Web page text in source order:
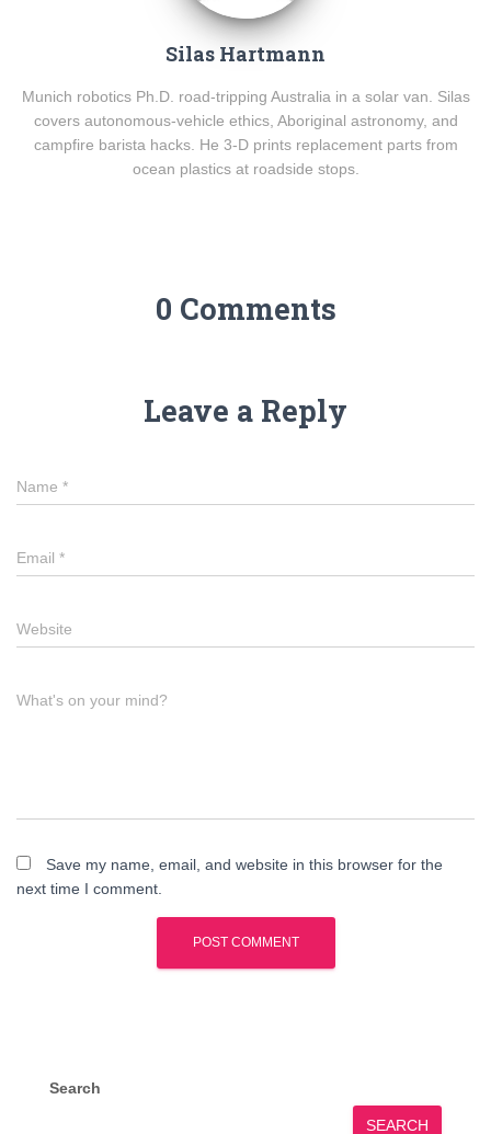
Silas Hartmann
Munich robotics Ph.D. road-tripping Australia in a solar van. Silas
covers autonomous-vehicle ethics, Aboriginal astronomy, and
campfire barista hacks. He 3-D prints replacement parts from
ocean plastics at roadside stops.
0 Comments
Leave a Reply
Name *
Email *
Website
What's on your mind?
Save my name, email, and website in this browser for the
next time I comment.
Search
SEARCH